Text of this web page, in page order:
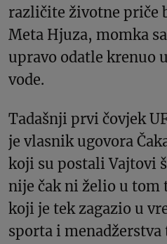
različite životne priče
Meta Hjuza, momka
upravo odatle krenuo
vode.
Tadašnji prvi čovjek
je vlasnik ugovora
koji su postali Vajtovi
nije čak ni želio u tom
koji je tek zagazio u
sporta i